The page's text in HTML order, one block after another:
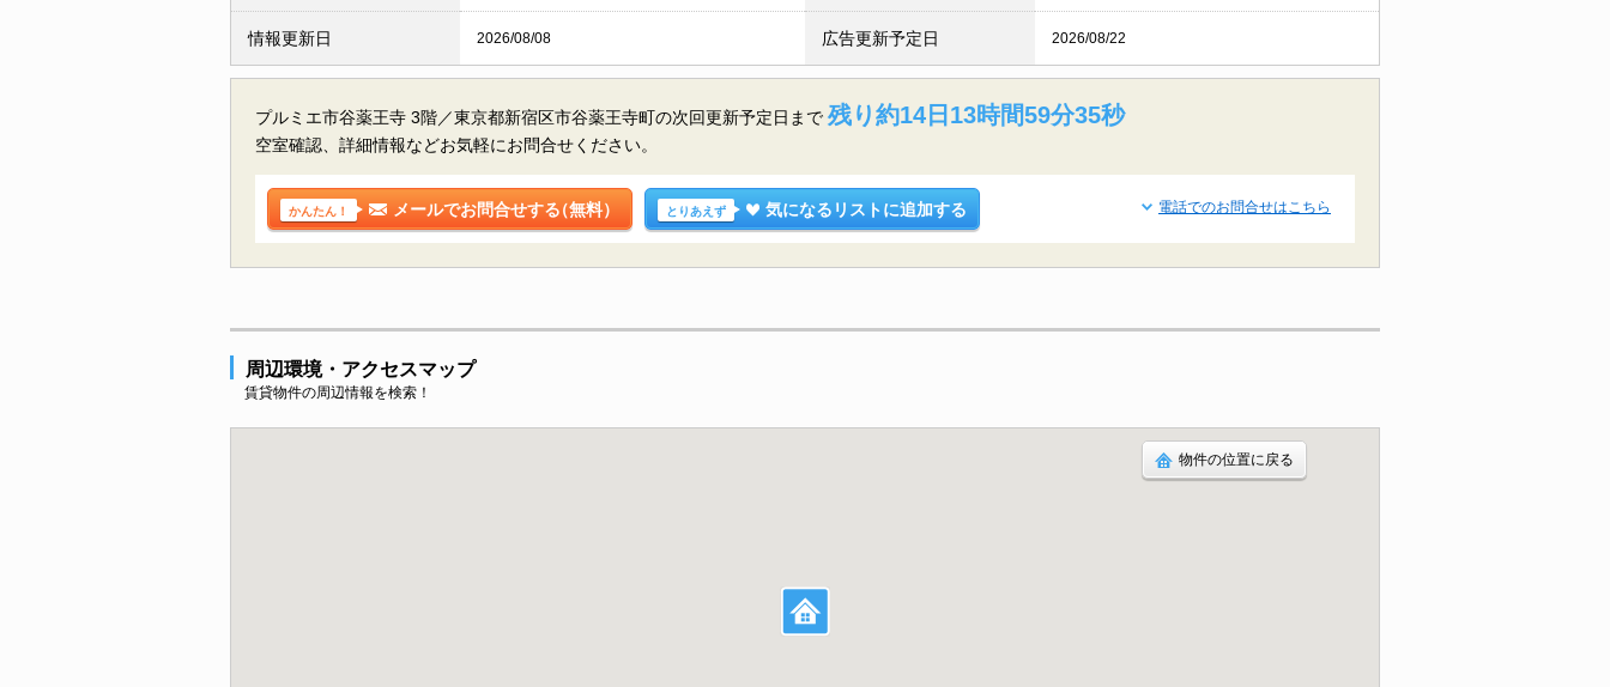
情報更新日 2026/08/08 広告更新予定日 2026/08/22
プルミエ市谷薬王寺 3階／東京都新宿区市谷薬王寺町の次回更新予定日まで 残り約14日13時間59分34秒
空室確認、詳細情報などお気軽にお問合せください。
かんたん！ メールでお問合せする（無料） とりあえず 気になるリストに追加する 電話でのお問合せはこちら
周辺環境・アクセスマップ
賃貸物件の周辺情報を検索！
物件の位置に戻る